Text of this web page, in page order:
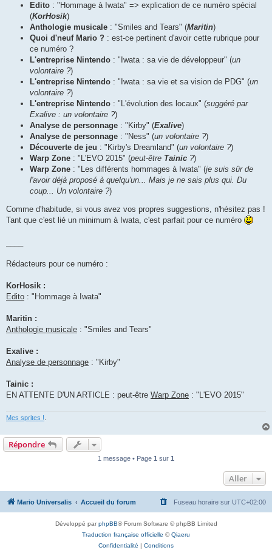
Edito : "Hommage à Iwata" => explication de ce numéro spécial
(KorHosik)
Anthologie musicale : "Smiles and Tears" (Maritin)
Quoi d'neuf Mario ? : est-ce pertinent d'avoir cette rubrique pour
ce numéro ?
L'entreprise Nintendo : "Iwata : sa vie de développeur" (un
volontaire ?)
L'entreprise Nintendo : "Iwata : sa vie et sa vision de PDG" (un
volontaire ?)
L'entreprise Nintendo : "L'évolution des locaux" (suggéré par
Exalive : un volontaire ?)
Analyse de personnage : "Kirby" (Exalive)
Analyse de personnage : "Ness" (un volontaire ?)
Découverte de jeu : "Kirby's Dreamland" (un volontaire ?)
Warp Zone : "L'EVO 2015" (peut-être Tainic ?)
Warp Zone : "Les différents hommages à Iwata" (je suis sûr de
l'avoir déjà proposé à quelqu'un... Mais je ne sais plus qui. Du
coup... Un volontaire ?)
Comme d'habitude, si vous avez vos propres suggestions, n'hésitez pas !
Tant que c'est lié un minimum à Iwata, c'est parfait pour ce numéro
Rédacteurs pour ce numéro :
KorHosik :
Edito : "Hommage à Iwata"
Maritin :
Anthologie musicale : "Smiles and Tears"
Exalive :
Analyse de personnage : "Kirby"
Tainic :
EN ATTENTE D'UN ARTICLE : peut-être Warp Zone : "L'EVO 2015"
Mes sprites !
Répondre
1 message • Page 1 sur 1
Aller
Mario Universalis Accueil du forum Fuseau horaire sur UTC+02:00
Développé parphpBB® Forum Software © phpBB Limited
Traduction française officielle ©Qiaeru
Confidentialité | Conditions